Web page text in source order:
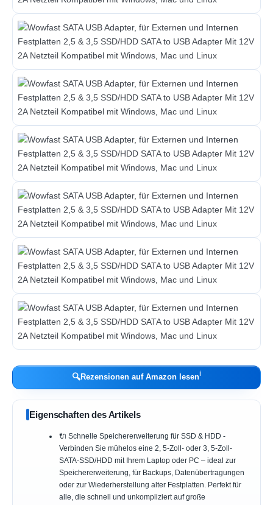
🔍Rezensionen auf Amazon lesenℹ︎
Eigenschaften des Artikels
🔌 Schnelle Speichererweiterung für SSD & HDD -
Verbinden Sie mühelos eine 2, 5-Zoll- oder 3, 5-Zoll-
SATA-SSD/HDD mit Ihrem Laptop oder PC – ideal zur
Speichererweiterung, für Backups, Datenübertragungen
oder zur Wiederherstellung alter Festplatten. Perfekt für
alle, die schnell und unkompliziert auf große